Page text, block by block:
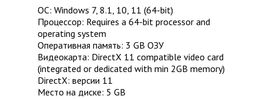
ОС: Windows 7, 8.1, 10, 11 (64-bit)
Процессор: Requires a 64-bit processor and
operating system
Оперативная память: 3 GB ОЗУ
Видеокарта: DirectX 11 compatible video card
(integrated or dedicated with min 2GB memory)
DirectX: версии 11
Место на диске: 5 GB